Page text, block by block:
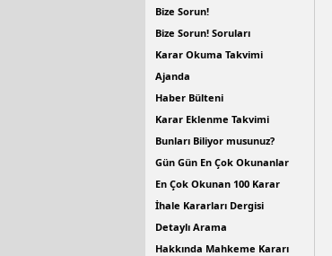
Bize Sorun!
Bize Sorun! Soruları
Karar Okuma Takvimi
Ajanda
Haber Bülteni
Karar Eklenme Takvimi
Bunları Biliyor musunuz?
Gün Gün En Çok Okunanlar
En Çok Okunan 100 Karar
İhale Kararları Dergisi
Detaylı Arama
Hakkında Mahkeme Kararı